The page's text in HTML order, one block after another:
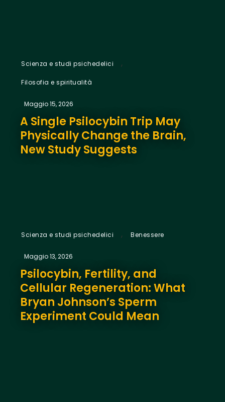
Scienza e studi psichedelici ,
Filosofia e spiritualità
Maggio 15, 2026
A Single Psilocybin Trip May
Physically Change the Brain,
New Study Suggests
Scienza e studi psichedelici , Benessere
Maggio 13, 2026
Psilocybin, Fertility, and
Cellular Regeneration: What
Bryan Johnson’s Sperm
Experiment Could Mean